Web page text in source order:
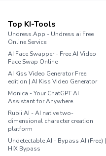
Top KI-Tools
Undress.App - Undress ai Free
Online Service
AI Face Swapper - Free AI Video
Face Swap Online
AI Kiss Video Generator Free
edition | AI Kiss Video Generator
Monica - Your ChatGPT AI
Assistant for Anywhere
Rubii AI - AI native two-
dimensional character creation
platform
Undetectable AI - Bypass AI (Free) |
HIX Bypass